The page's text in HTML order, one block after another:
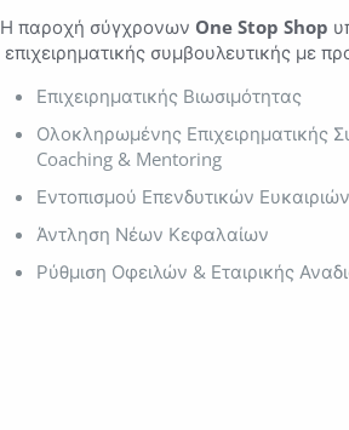
Η παροχή σύγχρονων One Stop Shop
επιχειρηματικής συμβουλευτικής με
Επιχειρηματικής Βιωσιμότητας
Ολοκληρωμένης Επιχειρηματικής
Coaching & Mentoring
Εντοπισμού Επενδυτικών Ευκαιριών
Άντληση Νέων Κεφαλαίων
Ρύθμιση Οφειλών & Εταιρικής